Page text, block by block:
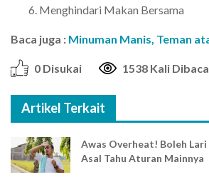
Menghindari Makan Bersama
Baca juga : Minuman Manis, Teman
0 Disukai 1538 Kali Dibaca
Artikel Terkait
Awas Overheat! Boleh Lari
Asal Tahu Aturan Mainnya